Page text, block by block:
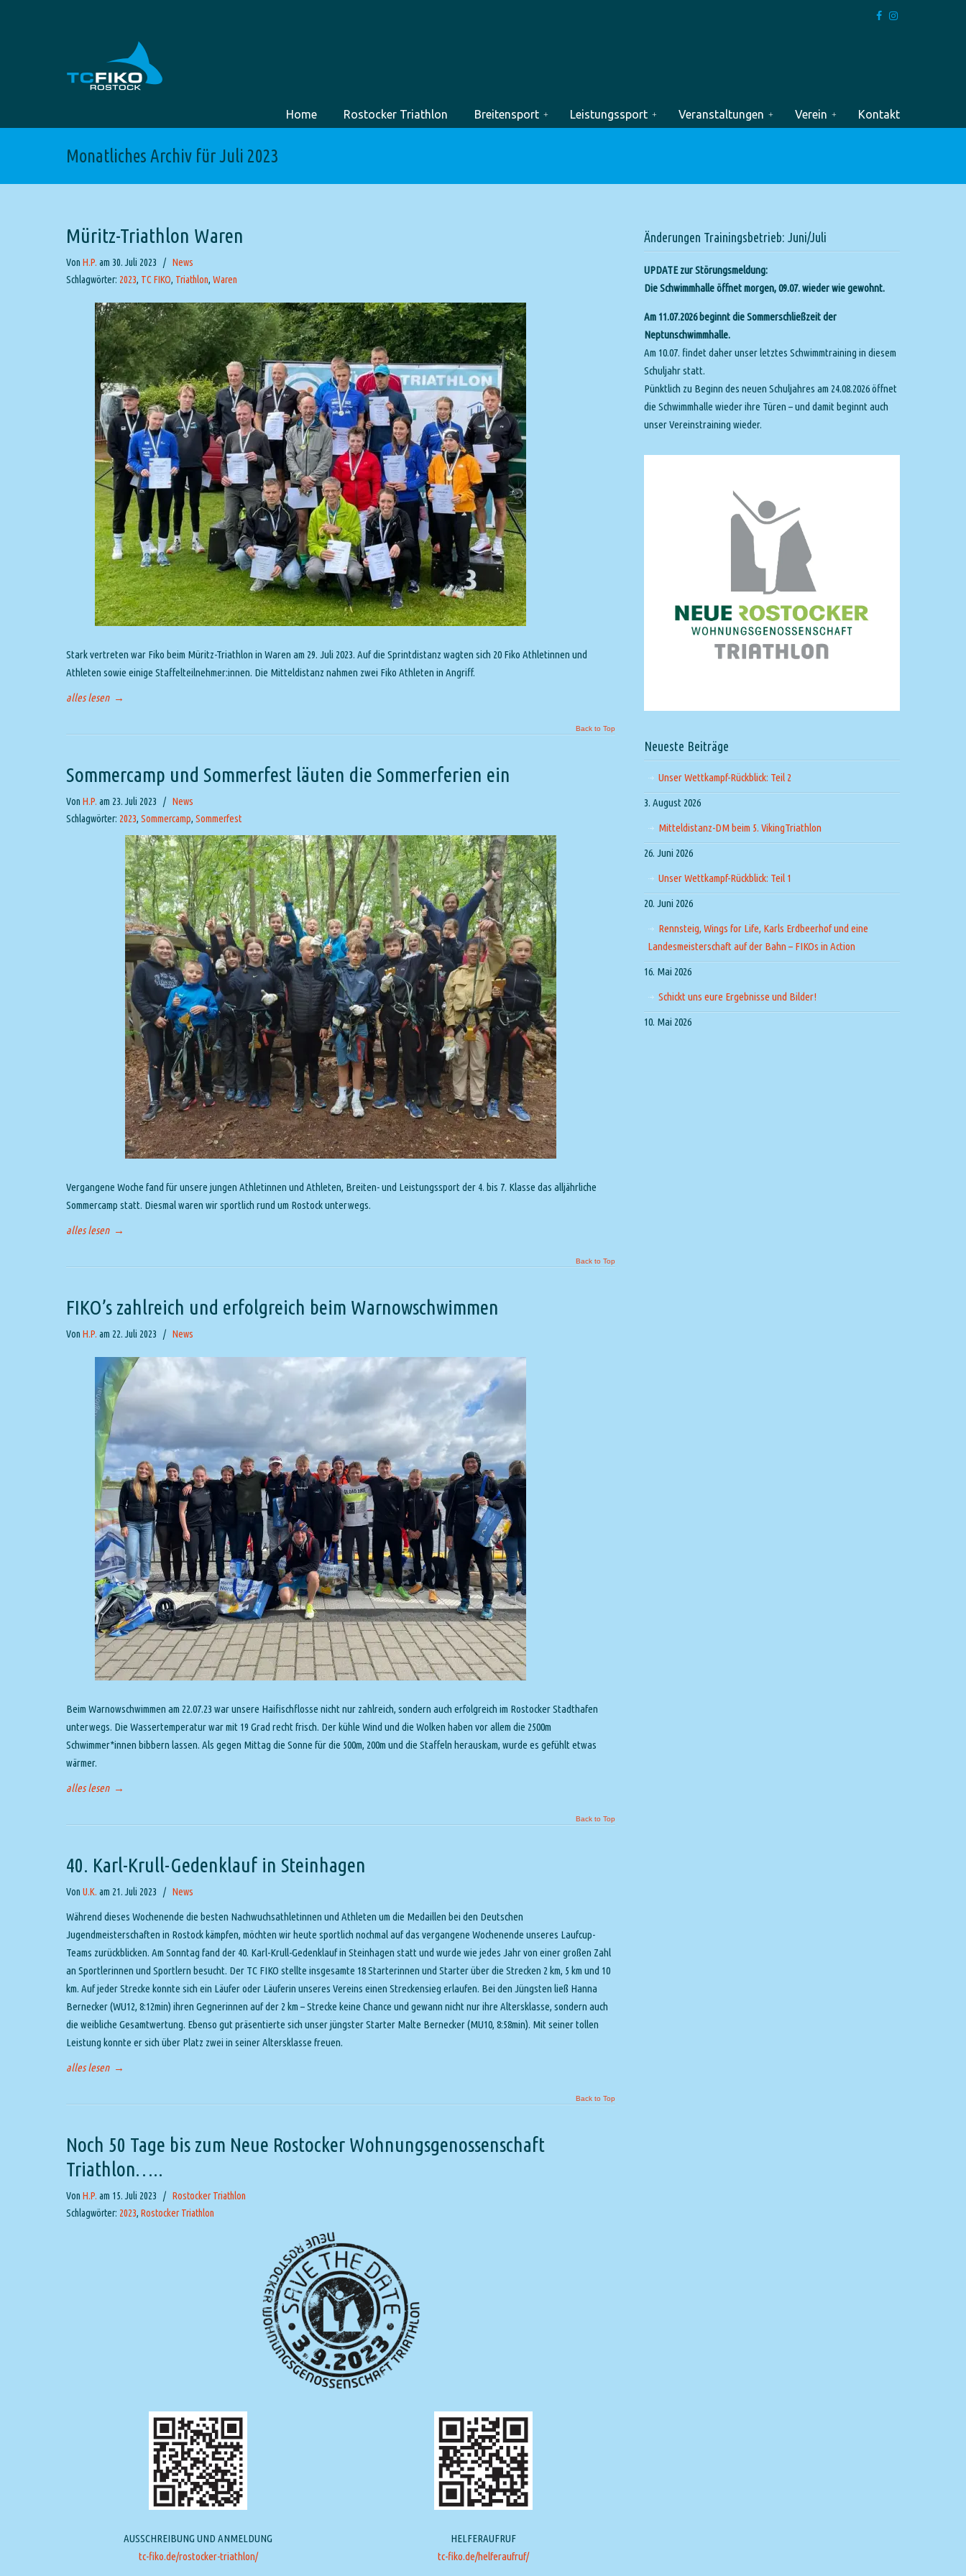
Home Rostocker Triathlon Breitensport Leistungssport Veranstaltungen Verein Kontakt
Monatliches Archiv für Juli 2023
Müritz-Triathlon Waren
Von H.P. am 30. Juli 2023 / News
Schlagwörter: 2023, TC FIKO, Triathlon, Waren
Stark vertreten war Fiko beim Müritz-Triathlon in Waren am 29. Juli 2023. Auf die Sprintdistanz wagten sich 20 Fiko Athletinnen und
Athleten sowie einige Staffelteilnehmer:innen. Die Mitteldistanz nahmen zwei Fiko Athleten in Angriff.
alles lesen →
Back to Top
Sommercamp und Sommerfest läuten die Sommerferien ein
Von H.P. am 23. Juli 2023 / News
Schlagwörter: 2023, Sommercamp, Sommerfest
Vergangene Woche fand für unsere jungen Athletinnen und Athleten, Breiten- und Leistungssport der 4. bis 7. Klasse das alljährliche
Sommercamp statt. Diesmal waren wir sportlich rund um Rostock unterwegs.
alles lesen →
Back to Top
FIKO’s zahlreich und erfolgreich beim Warnowschwimmen
Von H.P. am 22. Juli 2023 / News
Beim Warnowschwimmen am 22.07.23 war unsere Haifischflosse nicht nur zahlreich, sondern auch erfolgreich im Rostocker Stadthafen
unterwegs. Die Wassertemperatur war mit 19 Grad recht frisch. Der kühle Wind und die Wolken haben vor allem die 2500m
Schwimmer*innen bibbern lassen. Als gegen Mittag die Sonne für die 500m, 200m und die Staffeln herauskam, wurde es gefühlt etwas
wärmer.
alles lesen →
Back to Top
40. Karl-Krull-Gedenklauf in Steinhagen
Von U.K. am 21. Juli 2023 / News
Während dieses Wochenende die besten Nachwuchsathletinnen und Athleten um die Medaillen bei den Deutschen
Jugendmeisterschaften in Rostock kämpfen, möchten wir heute sportlich nochmal auf das vergangene Wochenende unseres Laufcup-
Teams zurückblicken. Am Sonntag fand der 40. Karl-Krull-Gedenklauf in Steinhagen statt und wurde wie jedes Jahr von einer großen Zahl
an Sportlerinnen und Sportlern besucht. Der TC FIKO stellte insgesamte 18 Starterinnen und Starter über die Strecken 2 km, 5 km und 10
km. Auf jeder Strecke konnte sich ein Läufer oder Läuferin unseres Vereins einen Streckensieg erlaufen. Bei den Jüngsten ließ Hanna
Bernecker (WU12, 8:12min) ihren Gegnerinnen auf der 2 km – Strecke keine Chance und gewann nicht nur ihre Altersklasse, sondern auch
die weibliche Gesamtwertung. Ebenso gut präsentierte sich unser jüngster Starter Malte Bernecker (MU10, 8:58min). Mit seiner tollen
Leistung konnte er sich über Platz zwei in seiner Altersklasse freuen.
alles lesen →
Back to Top
Noch 50 Tage bis zum Neue Rostocker Wohnungsgenossenschaft
Triathlon…..
Von H.P. am 15. Juli 2023 / Rostocker Triathlon
Schlagwörter: 2023, Rostocker Triathlon
AUSSCHREIBUNG UND ANMELDUNG
tc-fiko.de/rostocker-triathlon/
HELFERAUFRUF
tc-fiko.de/helferaufruf/
Änderungen Trainingsbetrieb: Juni/Juli
UPDATE zur Störungsmeldung:
Die Schwimmhalle öffnet morgen, 09.07. wieder wie gewohnt.
Am 11.07.2026 beginnt die Sommerschließzeit der
Neptunschwimmhalle.
Am 10.07. findet daher unser letztes Schwimmtraining in diesem
Schuljahr statt.
Pünktlich zu Beginn des neuen Schuljahres am 24.08.2026 öffnet
die Schwimmhalle wieder ihre Türen – und damit beginnt auch
unser Vereinstraining wieder.
Neueste Beiträge
Unser Wettkampf-Rückblick: Teil 2
3. August 2026
Mitteldistanz-DM beim 5. VikingTriathlon
26. Juni 2026
Unser Wettkampf-Rückblick: Teil 1
20. Juni 2026
Rennsteig, Wings for Life, Karls Erdbeerhof und eine
Landesmeisterschaft auf der Bahn – FIKOs in Action
16. Mai 2026
Schickt uns eure Ergebnisse und Bilder!
10. Mai 2026